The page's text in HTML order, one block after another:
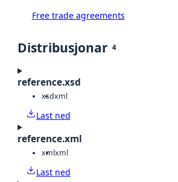
Free trade agreements
Distribusjonar 4
reference.xsd
xsdxml
Last ned
reference.xml
xmlxml
Last ned